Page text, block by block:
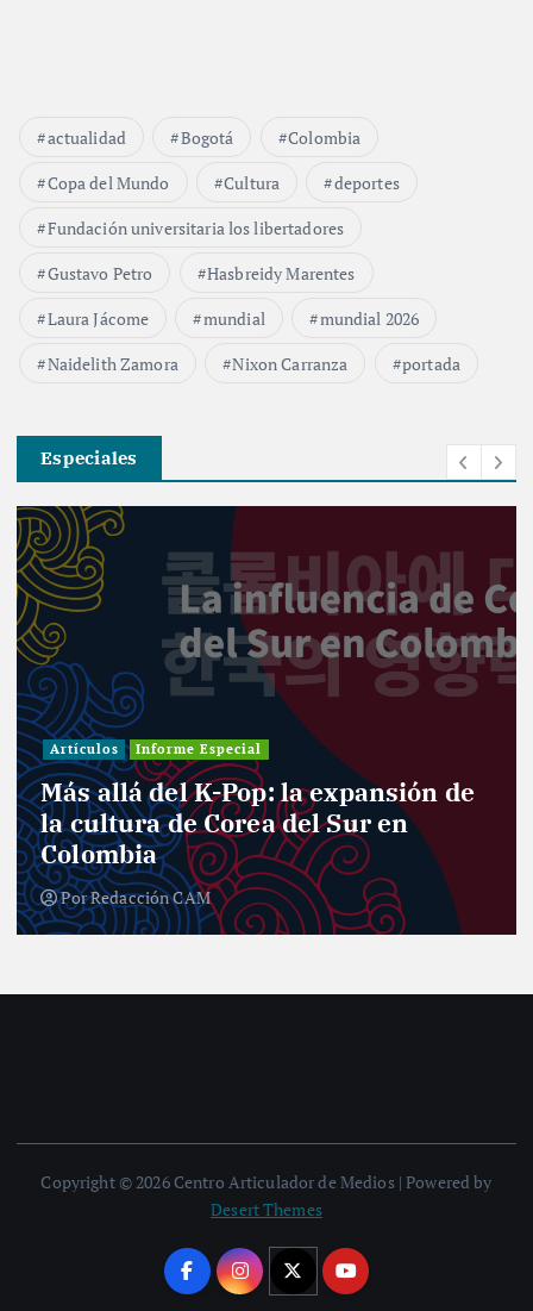
actualidad Bogotá
Colombia
Copa del Mundo
Cultura
deportes
Fundación universitaria los libertadores
Gustavo Petro
Hasbreidy Marentes
Laura Jácome
mundial
mundial 2026
Naidelith Zamora
Nixon Carranza portada
Especiales
de
en
Investigación
Informe Especial
Entre curules y violencia
el desafío de las mujeres
nuevo Congreso
PorRedacción CAM
Copyright © 2026 Centro Articulador de Medios | Powered by
Desert Themes